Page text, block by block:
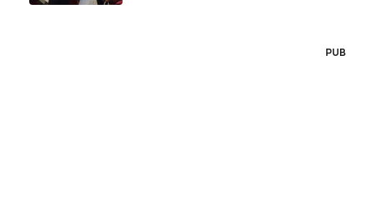
PUB